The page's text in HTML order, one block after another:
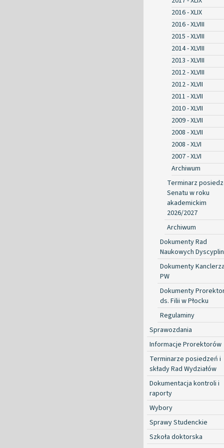
2016 - XLIX
2016 - XLVIII
2015 - XLVIII
2014 - XLVIII
2013 - XLVIII
2012 - XLVIII
2012 - XLVII
2011 - XLVII
2010 - XLVII
2009 - XLVII
2008 - XLVII
2008 - XLVI
2007 - XLVI
Archiwum
Terminarz
Senatu w roku
akademickim
2026/2027
Archiwum
Dokumenty Rad
Naukowych Dyscyplin
Dokumenty
PW
Dokumenty
ds. Filii w Płocku
Regulaminy
Sprawozdania
Informacje Prorektorów
Terminarze posiedzeń i
składy Rad Wydziałów
Dokumentacja kontroli i
raporty
Wybory
Sprawy Studenckie
Szkoła doktorska